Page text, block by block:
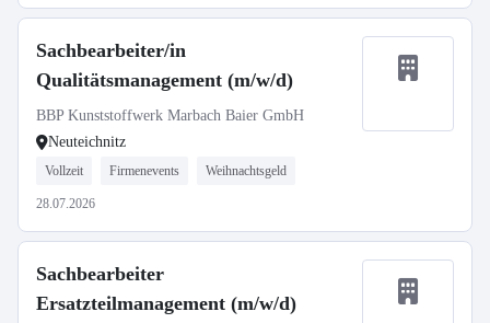
Sachbearbeiter/in
Qualitätsmanagement (m/w/d)
BBP Kunststoffwerk Marbach Baier GmbH
Neuteichnitz
Vollzeit Firmenevents Weihnachtsgeld
28.07.2026
Sachbearbeiter
Ersatzteilmanagement (m/w/d)